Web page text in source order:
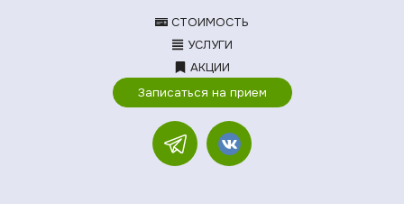
СТОИМОСТЬ
УСЛУГИ
АКЦИИ
Записаться на прием